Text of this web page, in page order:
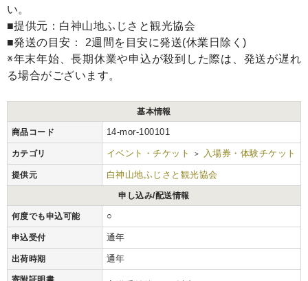
い。
■提供元：白神山地ふじさと観光協会
■発送の目安： 2週間を目安に発送(休業日除く)
※年末年始、長期休業や申込が殺到した際は、発送が遅れ
る場合がございます。
基本情報
商品コード 14-mor-100101
カテゴリ イベント・チケット > 入場券・体験チケット
提供元 白神山地ふじさと観光協会
申し込み/配送情報
何度でも申込可能 ○
申込受付 通年
出荷時期 通年